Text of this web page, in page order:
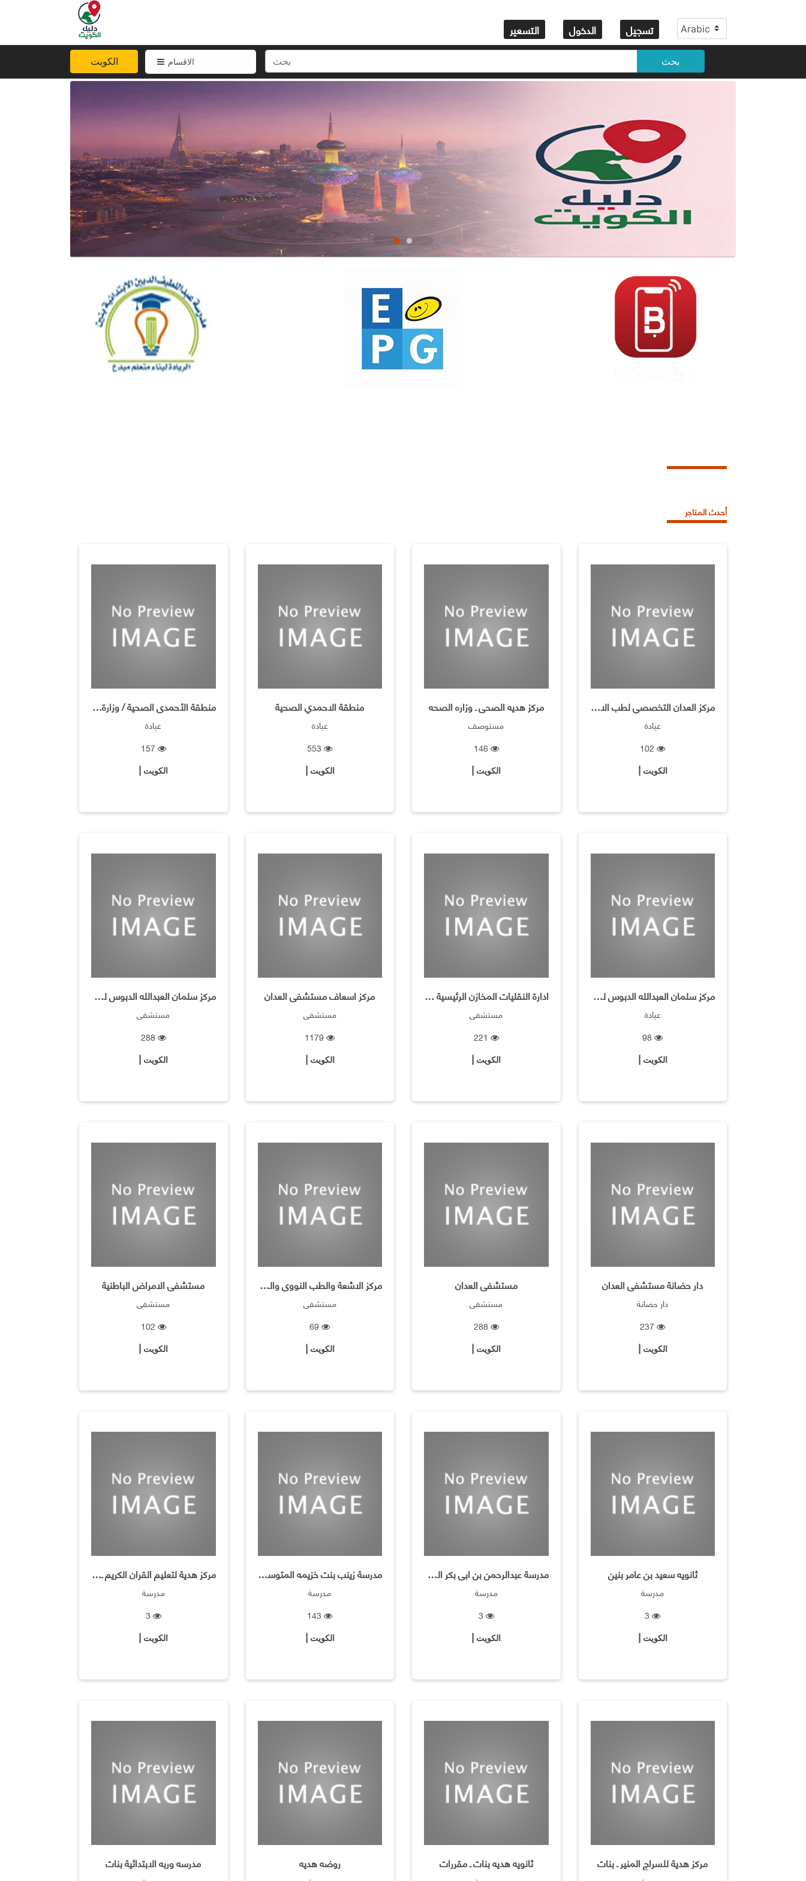
التسعير الدخول تسجيل
الكويت الاقسام بحث
أحدث المتاجر
مركز العدان التخصصي لطب الاسنان
عيادة
102
الكويت |
مركز هديه الصحى ـ وزاره الصحه
مستوصف
146
الكويت |
منطقة الاحمدي الصحية
عيادة
553
الكويت |
منطقة الأحمدى الصحية / وزارة الصحة
عيادة
الكويت |
مركز سلمان العبدالله الدبوس للامراض القلب
عيادة
98
الكويت |
ادارة النقليات المخازن الرئيسية مستشفى العدان
مستشفى
الكويت |
مركز اسعاف مستشفى العدان
مستشفى
1179
الكويت |
مركز سلمان العبدالله الدبوس للقلب
مستشفى
288
الكويت |
دار حضانة مستشفى العدان
دار حضانة
237
الكويت |
مستشفى العدان
مستشفى
288
الكويت |
مركز الاشعة والطب النووى والمختبرات
مستشفى
69
الكويت |
مستشفى الامراض الباطنية
مستشفى
الكويت |
ثانويه سعيد بن عامر بنين
مدرسة
3
الكويت |
مدرسة عبدالرحمن بن ابى بكر المتوسطه ـ بنين
مدرسة
الكويت |
مدرسة زينب بنت خزيمه المتوسطه ـ بنات
مدرسة
143
الكويت |
مركز هدية لتعليم القران الكريم ـ نساء مسائى
مدرسة
الكويت |
مركز هدية للسراج المنير ـ بنات ثانويه هديه بنات ـ مقررات روضه هديه مدرسه وربه الابتدائية بنات